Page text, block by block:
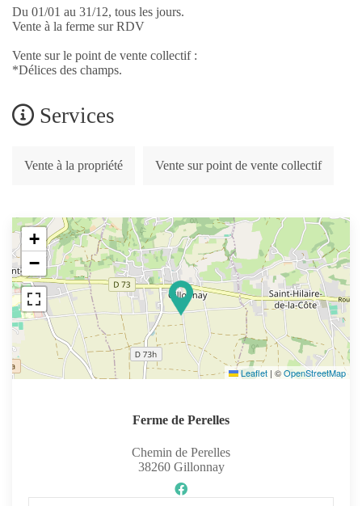
Du 01/01 au 31/12, tous les jours.
Vente à la ferme sur RDV
Vente sur le point de vente collectif :
*Délices des champs.
Services
Vente à la propriété Vente sur point de vente collectif
+
−
Leaflet | ©OpenStreetMap
Ferme de Perelles
Chemin de Perelles
38260Gillonnay